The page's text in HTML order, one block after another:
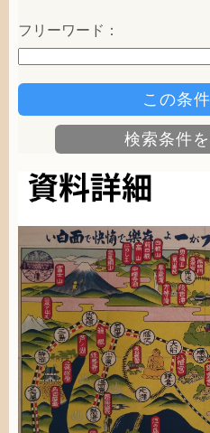
フリーワード：